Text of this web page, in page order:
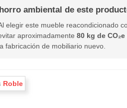
ambiental de este
elegir este mueble reacondicionado
aproximadamente 80 kg de CO₂e
fabricación de mobiliario nuevo.
Roble